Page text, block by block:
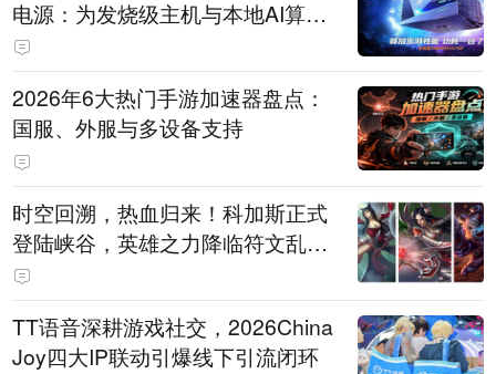
电源：为发烧级主机与本地AI算力
打造旗舰供电方案
2026年6大热门手游加速器盘点：
国服、外服与多设备支持
时空回溯，热血归来！科加斯正式
登陆峡谷，英雄之力降临符文乱
斗！
TT语音深耕游戏社交，2026China
Joy四大IP联动引爆线下引流闭环